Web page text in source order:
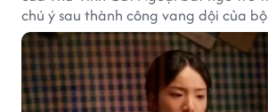
chú ý sau thành công vang dội của